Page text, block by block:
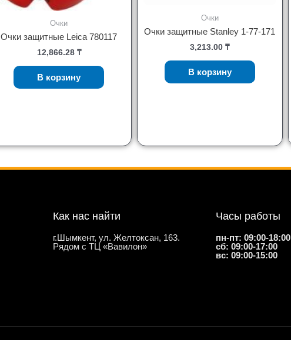
Очки
Очки защитные Leica 780117
12,866.28 ₸
В корзину
Очки
Очки защитные Stanley 1-77-171
3,213.00₸
В корзину
Как нас найти
г.Шымкент, ул. Желтоксан, 163.
Рядом с ТЦ «Вавилон»
Часы работы
пн-пт: 09:00-18:00
сб: 09:00-17:00
вс: 09:00-15:00